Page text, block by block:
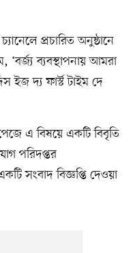
প্রচারিত অনুষ্ঠানে
ব্যবস্থাপনায় আমরা
ইজ দ্য ফার্স্ট টাইম দে
এ বিষয়ে একটি বিবৃতি
পরিদপ্তর
সংবাদ বিজ্ঞপ্তি দেওয়া